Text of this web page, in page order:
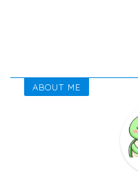
ABOUT ME